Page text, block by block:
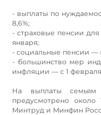
- выплаты по
8,6%;
- страховые пенсии
января;
- социальные пенсии —
- большинство мер
инфляции — с 1
На выплаты
предусмотрено
Минтруд и Минфин